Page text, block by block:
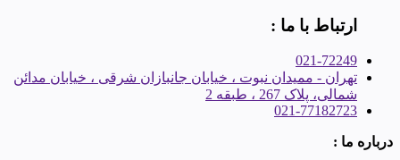
ارتباط با ما :
021-72249
تهران - ممیدان نبوت ، خیابان جانبازان شرقی ، خیابان مدائن
شمالی، پلاک 267 ، طبقه 2
021-77182723
درباره ما :